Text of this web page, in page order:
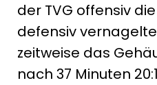
der TVG offensiv
defensiv
zeitweise das
nach 37 Minuten